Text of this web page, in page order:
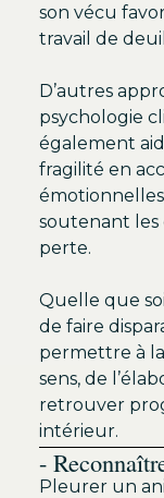
son vécu
travail de
D’autres
psychologie
également
fragilité en
soutenant les
perte.
Quelle que
de faire
permettre à
sens, de
retrouver
intérieur.
-
Pleurer un